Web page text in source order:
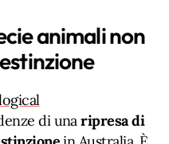
animali non
di unaripresa di